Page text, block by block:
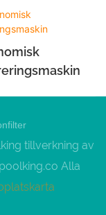
tillverkning av
Alla